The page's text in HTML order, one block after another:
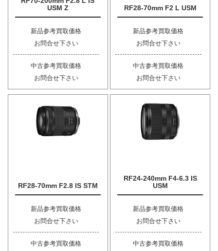
USM Z
新品参考買取価格
お問合せ下さい
中古参考買取価格
お問合せ下さい
RF28-70mm F2 L USM
新品参考買取価格
お問合せ下さい
中古参考買取価格
お問合せ下さい
RF28-70mm F2.8 IS STM
新品参考買取価格
お問合せ下さい
中古参考買取価格
RF24-240mm F4-6.3 IS
USM
新品参考買取価格
お問合せ下さい
中古参考買取価格